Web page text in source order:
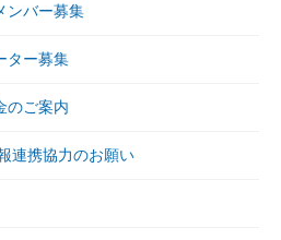
ンバー募集
ター募集
のご案内
連携協力のお願い